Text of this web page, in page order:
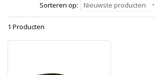
Sorteren op:
Nieuwste producten
1 Producten